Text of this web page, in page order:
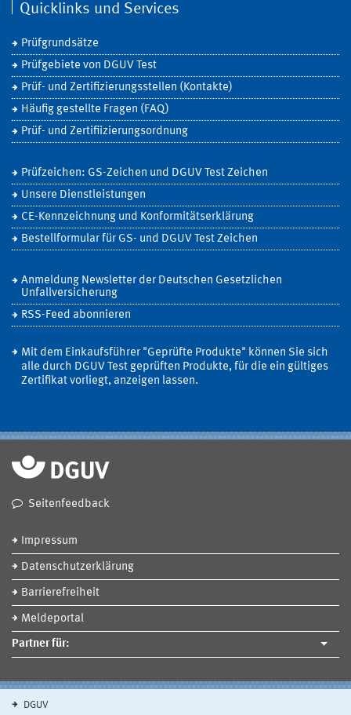
Quicklinks und Services
Prüfgrundsätze
Prüfgebiete von DGUV Test
Prüf- und Zertifizierungsstellen (Kontakte)
Häufig gestellte Fragen (FAQ)
Prüf- und Zertifiizierungsordnung
Prüfzeichen: GS-Zeichen und DGUV Test Zeichen
Unsere Dienstleistungen
CE-Kennzeichnung und Konformitätserklärung
Bestellformular für GS- und DGUV Test Zeichen
Anmeldung Newsletter der Deutschen Gesetzlichen
Unfallversicherung
RSS-Feed abonnieren
Mit dem Einkaufsführer "Geprüfte Produkte" können Sie sich
alle durch DGUV Test geprüften Produkte, für die ein gültiges
Zertifikat vorliegt, anzeigen lassen.
Seitenfeedback
Impressum
Datenschutzerklärung
Barrierefreiheit
Meldeportal
Partner für:
DGUV